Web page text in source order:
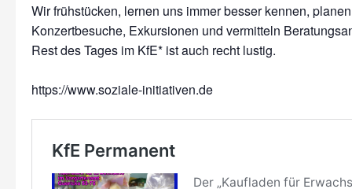
Wir frühstücken, lernen uns immer besser kennen,
Konzertbesuche, Exkursionen und vermitteln
Rest des Tages im KfE* ist auch recht lustig.
https://www.soziale-initiativen.de